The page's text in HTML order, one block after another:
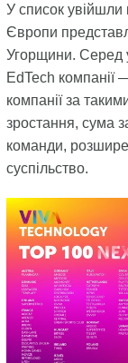
У список увійшли
Європи
Угорщини. Серед
EdTech
компанії за
зростання, сума
команди,
суспільство.